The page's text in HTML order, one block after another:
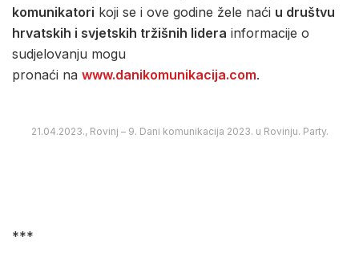
komunikatori koji se i ove godine žele naći u društvu
hrvatskih i svjetskih tržišnih lidera informacije o
sudjelovanju mogu
pronaći na www.danikomunikacija.com.
21.04.2023., Rovinj – 9. Dani komunikacija 2023. u Rovinju. Party.
***